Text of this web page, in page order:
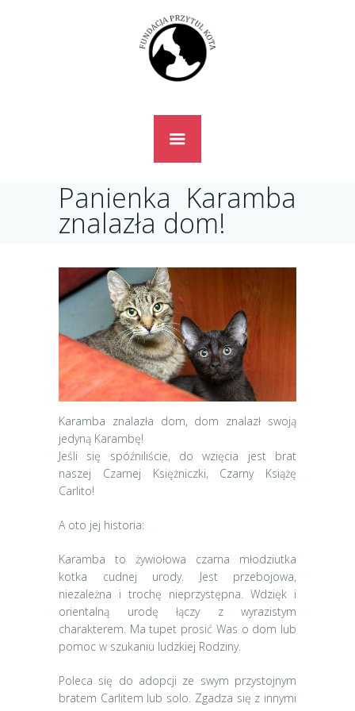
Panienka Karamba
znalazła dom!
Karamba znalazła dom, dom znalazł swoją
jedyną Karambę!
Jeśli się spóźniliście, do wzięcia jest brat
naszej Czarnej Księżniczki, Czarny Książę
Carlito!
A oto jej historia:
Karamba to żywiołowa czarna młodziutka
kotka cudnej urody. Jest przebojowa,
niezależna i trochę nieprzystępna. Wdzięk i
orientalną urodę łączy z wyrazistym
charakterem. Ma tupet prosić Was o dom lub
pomoc w szukaniu ludzkiej Rodziny.
Poleca się do adopcji ze swym przystojnym
bratem Carlitem lub solo. Zgadza się z innymi